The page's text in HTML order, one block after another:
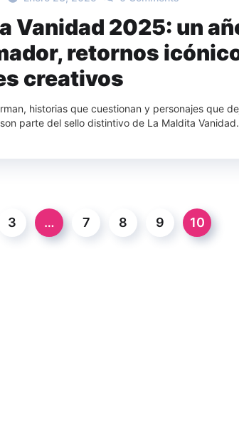
Vanidad 2025: un
retornos
creativos
historias que cuestionan y personajes que
parte del sello distintivo de La Maldita
3 … 7 8 9 10